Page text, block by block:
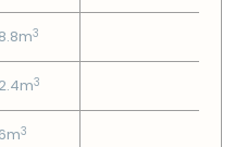
3
3
3